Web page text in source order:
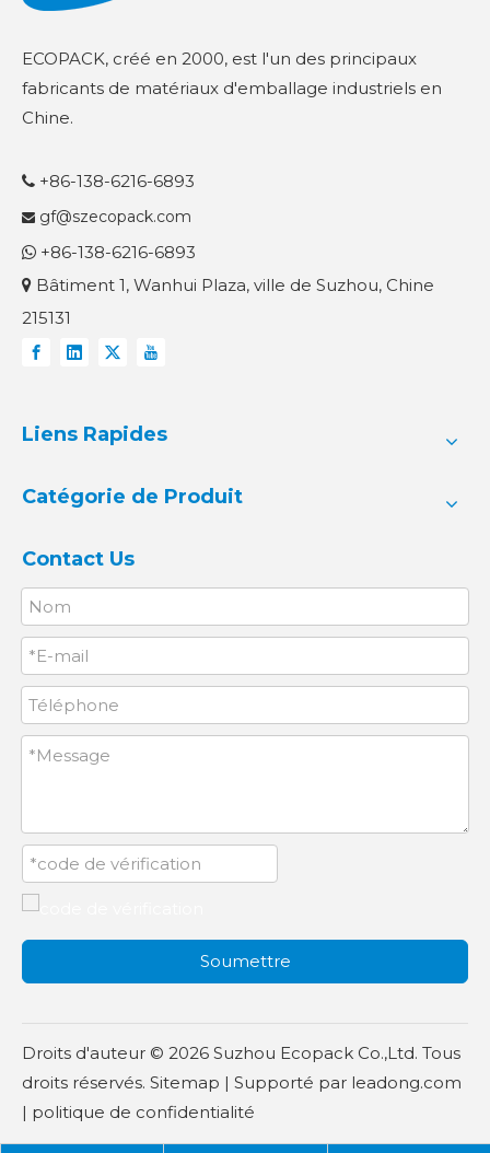
ECOPACK, créé en 2000, est l'un des principaux
fabricants de matériaux d'emballage industriels en
Chine.
 +86-138-6216-6893
 gf@szecopack.com
 +86-138-6216-6893
 Bâtiment 1, Wanhui Plaza, ville de Suzhou, Chine
215131
Liens Rapides
Catégorie de Produit
Contact Us
Soumettre
Droits d'auteur © 2026 Suzhou Ecopack Co.,Ltd. Tous
droits réservés. Sitemap | Supporté par leadong.com
| politique de confidentialité